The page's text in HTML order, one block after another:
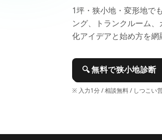
1坪・狭小地・変形地で
ング、トランクルーム
化アイデアと始め方を網
🔍無料で狭小地診断
※ 入力1分 / 相談無料 / しつこい